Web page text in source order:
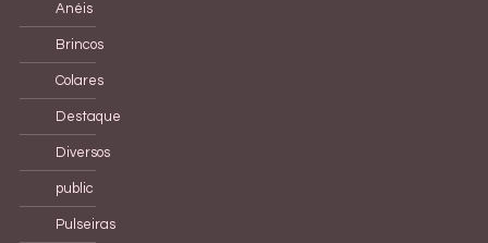
Anéis
Brincos
Colares
Destaque
Diversos
public
Pulseiras